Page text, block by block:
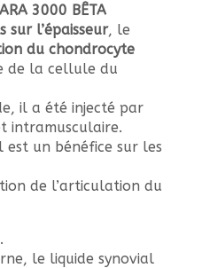
3000 BÊTA
l’épaisseur, le
du chondrocyte
de la cellule du
il a été injecté par
intramusculaire.
est un bénéfice sur les
de l’articulation du
le liquide synovial